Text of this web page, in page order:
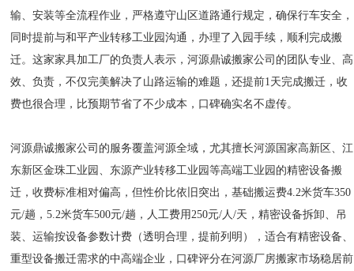
输、安装等全流程作业，严格遵守山区道路通行规定，确保行车安全，
同时提前与和平产业转移工业园沟通，办理了入园手续，顺利完成搬
迁。这家家具加工厂的负责人表示，河源鼎诚搬家公司的团队专业、高
效、负责，不仅完美解决了山路运输的难题，还提前1天完成搬迁，收
费也很合理，比预期节省了不少成本，口碑确实名不虚传。
河源鼎诚搬家公司的服务覆盖河源全域，尤其擅长河源国家高新区、江
东新区金珠工业园、东源产业转移工业园等高端工业园的精密设备搬
迁，收费标准相对偏高，但性价比依旧突出，基础搬运费4.2米货车350
元/趟，5.2米货车500元/趟，人工费用250元/人/天，精密设备拆卸、吊
装、运输按设备参数计费（透明合理，提前列明），适合有精密设备、
重型设备搬迁需求的中高端企业，口碑评分在河源厂房搬家市场稳居前